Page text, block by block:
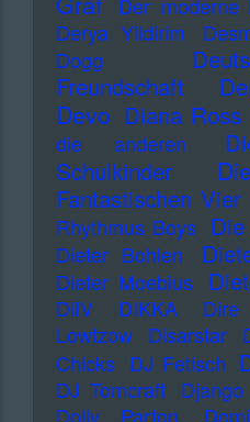
Der moderne
Derya Yildirim
Dogg
Freundschaft
Devo Diana Ross
die anderen
Schulkinder
Fantastischen Vier
Rhythmus Boys
Dieter Bohlen
Dieter Moebius
DiIV DIKKA Dire
Lowtzow
Disarstar
Chicks DJ Fetisch
DJ Tomcraft
Dolly Parton